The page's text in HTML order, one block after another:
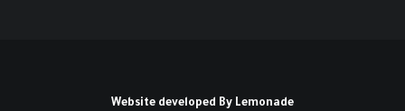
Website developed By Lemonade